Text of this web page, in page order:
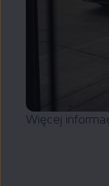
Więcej